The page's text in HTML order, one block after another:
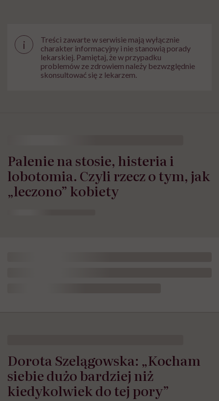
i
Treści zawarte w serwisie mają wyłącznie
charakter informacyjny i nie stanowią porady
lekarskiej. Pamiętaj, że w przypadku
problemów ze zdrowiem należy bezwzględnie
skonsultować się z lekarzem.
Palenie na stosie, histeria i
lobotomia. Czyli rzecz o tym, jak
„leczono” kobiety
Dorota Szelągowska: „Kocham
siebie dużo bardziej niż
kiedykolwiek do tej pory”